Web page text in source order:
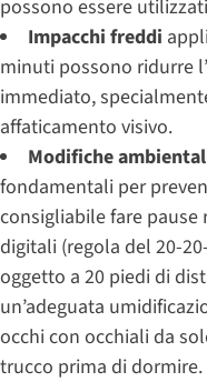
possono essere
Impacchi freddi
minuti possono ridurre
immediato,
affaticamento visivo.
Modifiche
fondamentali per
consigliabile fare
digitali (regola del 20-
oggetto a 20 piedi di
un’adeguata
occhi con occhiali da
trucco prima di dormire.